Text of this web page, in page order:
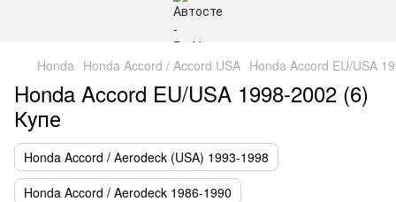
Honda Honda Accord / Accord USA Honda Accord EU/USA
Honda Accord EU/USA 1998-2002 (6)
Купе
Honda Accord / Аerodeck (USA) 1993-1998
Honda Accord / Aerodeck 1986-1990